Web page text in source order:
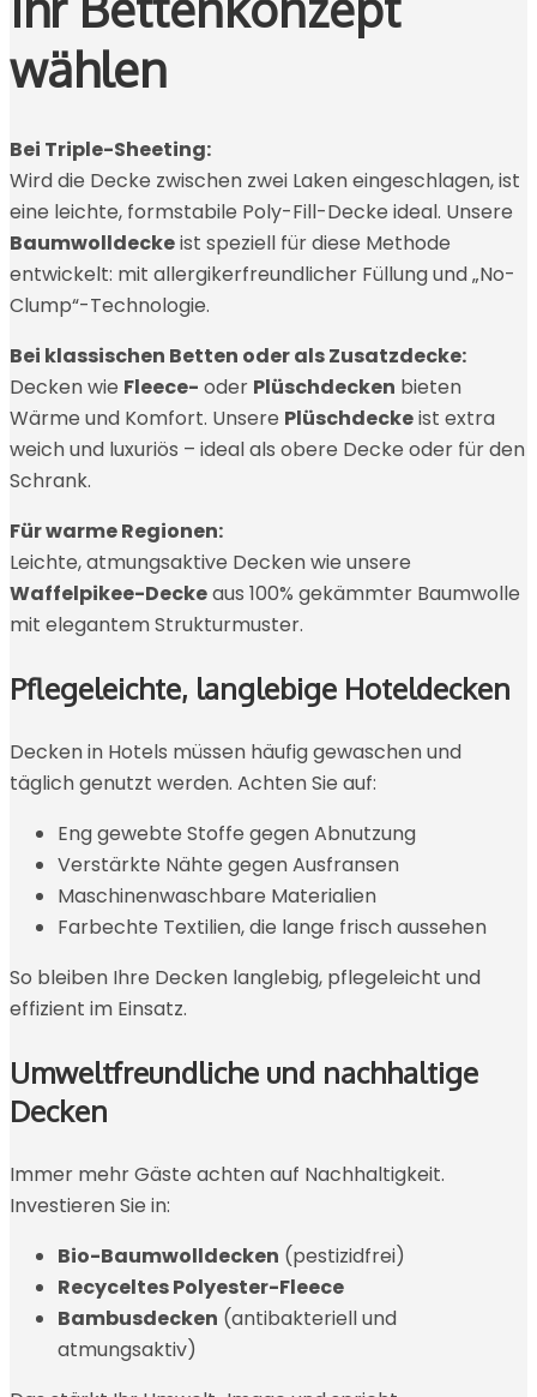
wählen
Bei Triple-Sheeting:
Wird die Decke zwischen zwei Laken eingeschlagen, ist
eine leichte, formstabile Poly-Fill-Decke ideal. Unsere
Baumwolldeckeist speziell für diese Methode
entwickelt: mit allergikerfreundlicher Füllung und „No-
Clump“-Technologie.
Bei klassischen Betten oder als Zusatzdecke:
Decken wie Fleece- oder Plüschdecken bieten
Wärme und Komfort. Unsere Plüschdeckeist extra
weich und luxuriös – ideal als obere Decke oder für den
Schrank.
Für warme Regionen:
Leichte, atmungsaktive Decken wie unsere
Waffelpikee-Deckeaus 100% gekämmter Baumwolle
mit elegantem Strukturmuster.
Pflegeleichte, langlebige Hoteldecken
Decken in Hotels müssen häufig gewaschen und
täglich genutzt werden. Achten Sie auf:
Eng gewebte Stoffe gegen Abnutzung
Verstärkte Nähte gegen Ausfransen
Maschinenwaschbare Materialien
Farbechte Textilien, die lange frisch aussehen
So bleiben Ihre Decken langlebig, pflegeleicht und
effizient im Einsatz.
Umweltfreundliche und nachhaltige
Decken
Immer mehr Gäste achten auf Nachhaltigkeit.
Investieren Sie in:
Bio-Baumwolldecken (pestizidfrei)
Recyceltes Polyester-Fleece
Bambusdecken (antibakteriell und
atmungsaktiv)